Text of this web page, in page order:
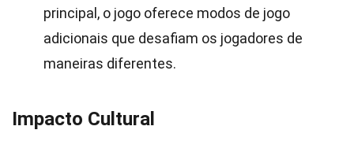
principal, o jogo oferece modos de jogo
adicionais que desafiam os jogadores de
maneiras diferentes.
Impacto Cultural